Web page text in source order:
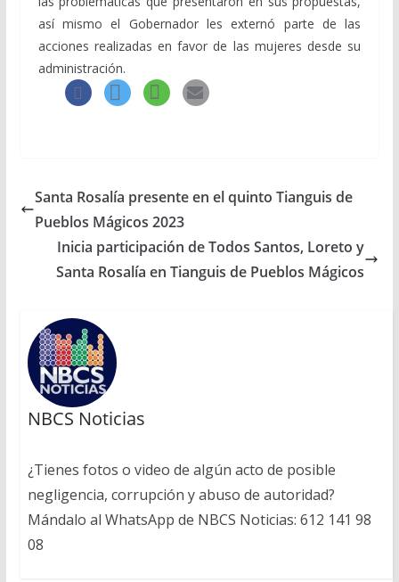
así mismo el Gobernador les externó parte de las
acciones realizadas en favor de las mujeres desde su
administración.
Santa Rosalía presente en el quinto Tianguis de
Pueblos Mágicos 2023
Inicia participación de Todos Santos, Loreto y
Santa Rosalía en Tianguis de Pueblos Mágicos
NBCS Noticias
¿Tienes fotos o video de algún acto de posible
negligencia, corrupción y abuso de autoridad?
Mándalo al WhatsApp de NBCS Noticias: 612 141 98
08